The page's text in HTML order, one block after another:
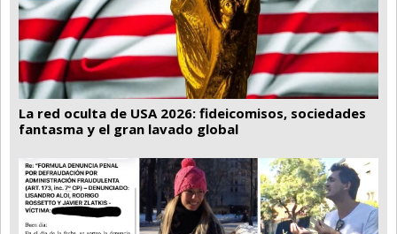
La red oculta de USA 2026: fideicomisos, sociedades
fantasma y el gran lavado global